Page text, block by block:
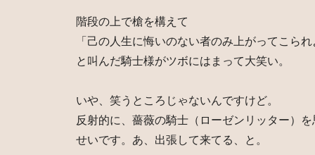
階段の上で槍を構えて
「己の人生に悔いのない者のみ上がってこら
と叫んだ騎士様がツボにはまって大笑い。
いや、笑うところじゃないんですけど。
反射的に、薔薇の騎士（ローゼンリッター）
せいです。あ、出張して来てる、と。